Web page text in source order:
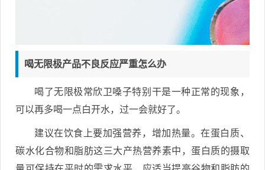
喝无限极产品不良反应严重怎么办
喝了无限极常欣卫嗓子特别干是一种正常的现象，
可以再多喝一点白开水，过一会就好了。
建议在饮食上要加强营养，增加热量。在蛋白质、
碳水化合物和脂肪这三大产热营养素中，蛋白质的摄取